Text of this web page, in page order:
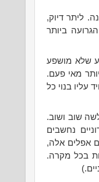
ליתר דיוק,
ביותר
שלא מושפע
מאי פעם.
עליו בנוי כל
שוב ושוב.
נחשבים
אפלים אלה,
בכל מקרה.